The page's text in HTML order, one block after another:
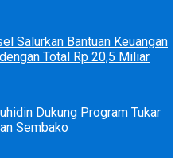
Salurkan Bantuan Keuangan
Total Rp 20,5 Miliar
Dukung Program Tukar
Sembako